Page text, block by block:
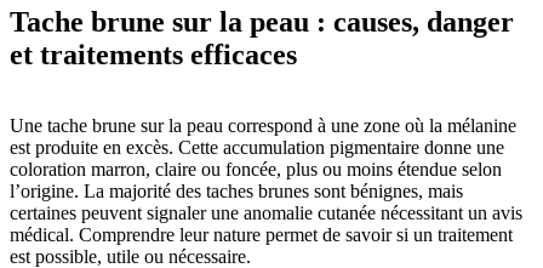
Tache brune sur la peau : causes, danger
et traitements efficaces
Une tache brune sur la peau correspond à une zone où la mélanine
est produite en excès. Cette accumulation pigmentaire donne une
coloration marron, claire ou foncée, plus ou moins étendue selon
l’origine. La majorité des taches brunes sont bénignes, mais
certaines peuvent signaler une anomalie cutanée nécessitant un avis
médical. Comprendre leur nature permet de savoir si un traitement
est possible, utile ou nécessaire.